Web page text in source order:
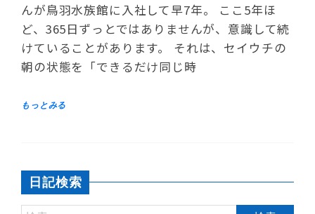
んが鳥羽水族館に入社して早7年。 ここ5年ほ
ど、365日ずっとではありませんが、意識して続
けていることがあります。 それは、セイウチの
朝の状態を「できるだけ同じ時
日記検索